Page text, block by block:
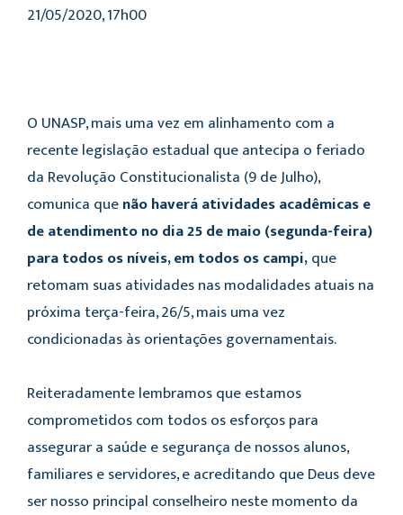
21/05/2020, 17h00
O UNASP, mais uma vez em alinhamento com a
recente legislação estadual que antecipa o feriado
da Revolução Constitucionalista (9 de Julho),
comunica quenão haverá atividades acadêmicas e
de atendimento no dia 25 de maio (segunda-feira)
para todos os níveis, em todos os campi,que
retomam suas atividades nas modalidades atuais na
próxima terça-feira, 26/5, mais uma vez
condicionadas às orientações governamentais.
Reiteradamente lembramos que estamos
comprometidos com todos os esforços para
assegurar a saúde e segurança de nossos alunos,
familiares e servidores, e acreditando que Deus deve
ser nosso principal conselheiro neste momento da